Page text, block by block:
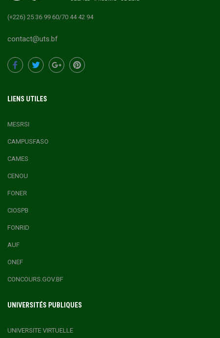
(+226) 25 36 99 60/70 44 42 94
contact@uts.bf
LIENS UTILES
MESRSI
CAMPUSFASO
CAMES
CENOU
FONER
CIOSPB
FONRID
AUF
ONEF
CONCOURS.GOV.BF
UNIVERSITÉS PUBLIQUES
UNIVERSITE VIRTUELLE